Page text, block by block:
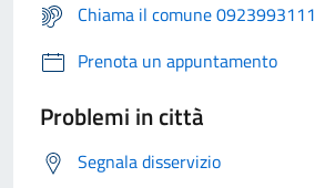
Chiama il comune 0923993111
Prenota un appuntamento
Problemi in città
Segnala disservizio